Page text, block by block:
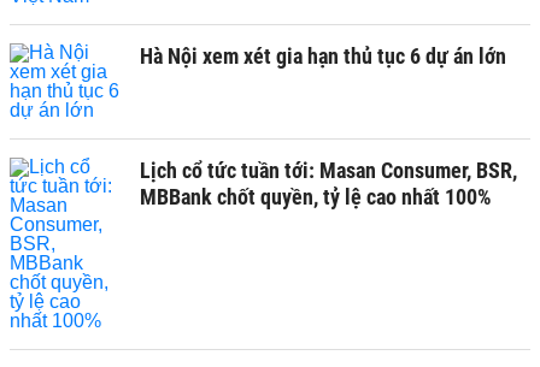
Hà Nội xem xét gia hạn thủ tục 6 dự án lớn
Lịch cổ tức tuần tới: Masan Consumer, BSR,
MBBank chốt quyền, tỷ lệ cao nhất 100%